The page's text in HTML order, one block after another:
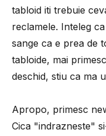
tabloid iti trebuie
reclamele. Inteleg
sange ca e prea de
tabloide, mai
deschid, stiu ca ma
Apropo, primesc
Cica "indrazneste"